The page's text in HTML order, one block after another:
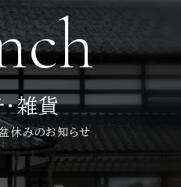
・雑貨
休みのお知らせ